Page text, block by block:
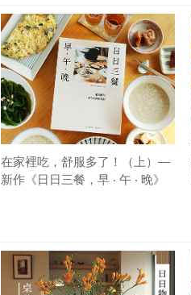
在家裡吃，舒服多了！（上）—
新作《日日三餐，早 ‧ 午 ‧ 晚》